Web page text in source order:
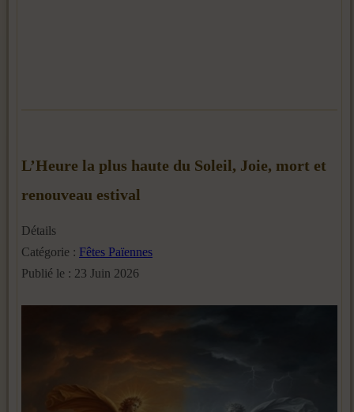
L’Heure la plus haute du Soleil, Joie, mort et
renouveau estival
Détails
Catégorie : Fêtes Païennes
Publié le : 23 Juin 2026